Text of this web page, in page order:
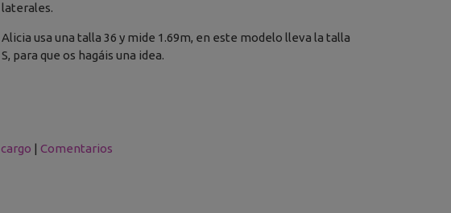
laterales.
Alicia usa una talla 36 y mide 1.69m, en este modelo lleva la talla
S, para que os hagáis una idea.
cargo | Comentarios